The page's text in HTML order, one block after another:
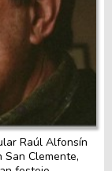
Raúl Alfonsín
Clemente,